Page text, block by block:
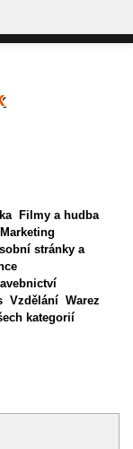
Filmy a hudba
Marketing
stránky a
Vzdělání Warez
kategorií